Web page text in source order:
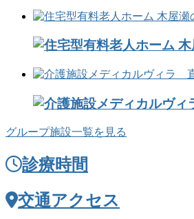
グループ施設一覧を見る
診療時間
交通アクセス